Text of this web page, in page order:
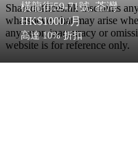
橫龍街59-71號, 荃灣
HK$1000 /月
高達 10% 折扣
Sharedoffices.hk disclaims
whatsoever that may arise
any error, inaccuracy or
website is for reference only.